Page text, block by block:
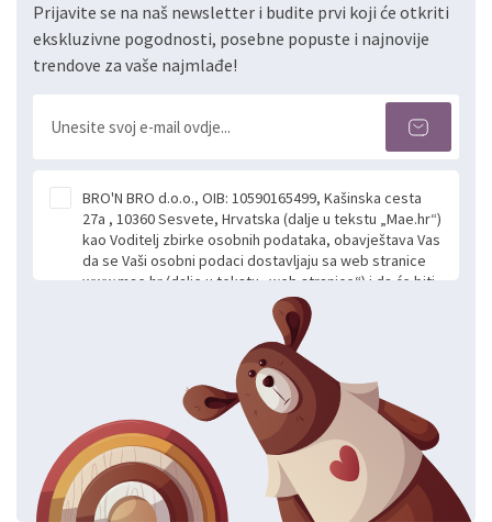
Prijavite se na naš newsletter i budite prvi koji će otkriti
ekskluzivne pogodnosti, posebne popuste i najnovije
trendove za vaše najmlađe!
BRO'N BRO d.o.o., OIB: 10590165499, Kašinska cesta
27a , 10360 Sesvete, Hrvatska (dalje u tekstu „Mae.hr“)
kao Voditelj zbirke osobnih podataka, obavještava Vas
da se Vaši osobni podaci dostavljaju sa web stranice
www.mae.hr (dalje u tekstu „web stranice“) i da će biti
obrađeni. Prihvaćanjem ove Izjave smatra se da
slobodno i izričito dajete privolu za prikupljanje i daljnju
obradu Vaših osobnih podataka koje ustupate Mae.hr
putem ovih web stranica u svrhu odgovora i daljnje
komunikacije na Vaš upit poslan kroz kontakt obrazac.
Radi se o dobrovoljnom davanju podataka te ovu
Izjavu niste dužni prihvatiti odnosno niste dužni unositi
svoje osobne podatke u jednu od prijavnih
formi/obrazaca dostupnih na ovim web stranicama.
BRO'N BRO d.o.o. će s Vašim osobnim podacima
postupati sukladno Općoj uredbi o zaštiti podataka